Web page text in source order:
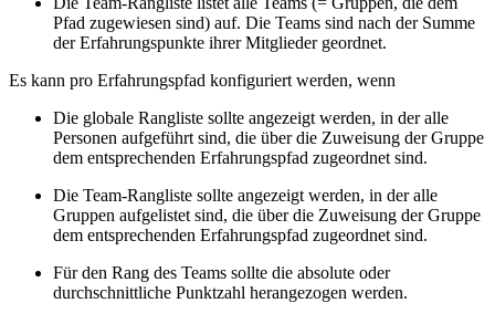
Pfad zugewiesen sind) auf. Die Teams sind nach der Summe
der Erfahrungspunkte ihrer Mitglieder geordnet.
Es kann pro Erfahrungspfad konfiguriert werden, wenn
Die globale Rangliste sollte angezeigt werden, in der alle
Personen aufgeführt sind, die über die Zuweisung der Gruppe
dem entsprechenden Erfahrungspfad zugeordnet sind.
Die Team-Rangliste sollte angezeigt werden, in der alle
Gruppen aufgelistet sind, die über die Zuweisung der Gruppe
dem entsprechenden Erfahrungspfad zugeordnet sind.
Für den Rang des Teams sollte die absolute oder
durchschnittliche Punktzahl herangezogen werden.